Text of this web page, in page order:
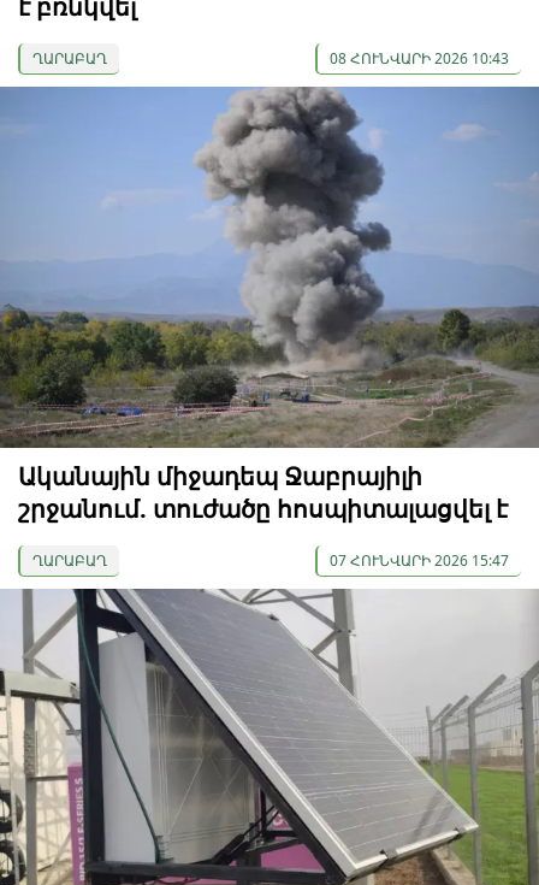
է բռնկվել
ՂԱՐԱԲԱՂ 08 ՀՈՒՆՎԱՐԻ 2026 10:43
Ականային միջադեպ Ջաբրայիլի
շրջանում. տուժածը հոսպիտալացվել է
ՂԱՐԱԲԱՂ 07 ՀՈՒՆՎԱՐԻ 2026 15:47